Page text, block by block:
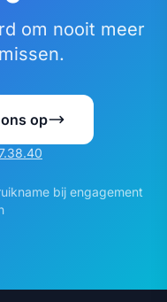
bestanden,
dezelfde plaats.
om nooit meer
op
bij engagement